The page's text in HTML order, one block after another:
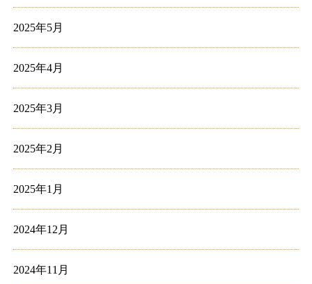
2025年5月
2025年4月
2025年3月
2025年2月
2025年1月
2024年12月
2024年11月